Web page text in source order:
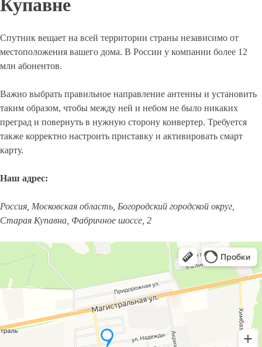
Купавне
Спутник вещает на всей территории страны независимо от
местоположения вашего дома. В России у компании более 12
млн абонентов.
Важно выбрать правильное направление антенны и установить
таким образом, чтобы между ней и небом не было никаких
преград и повернуть в нужную сторону конвертер. Требуется
также корректно настроить приставку и активировать смарт
карту.
Наш адрес:
Россия, Московская область, Богородский городской округ,
Старая Купавна, Фабричное шоссе, 2